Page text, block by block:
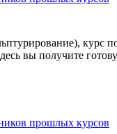
курс
вы получите
прошлых курсов